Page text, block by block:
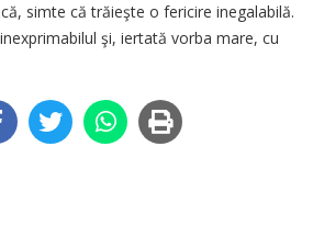
simte că trăieşte o fericire inegalabilă.
şi, iertată vorba mare, cu